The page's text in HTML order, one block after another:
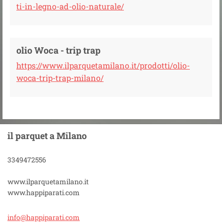
ti-in-legno-ad-olio-naturale/
olio Woca - trip trap
https://www.ilparquetamilano.it/prodotti/olio-
woca-trip-trap-milano/
il parquet a Milano
3349472556
www.ilparquetamilano.it
www.happiparati.com
info@happiparati.com